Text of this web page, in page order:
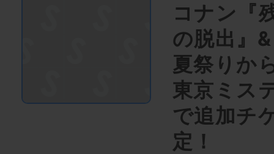
コナン『
の脱出』
夏祭りか
東京ミス
で追加チ
定！